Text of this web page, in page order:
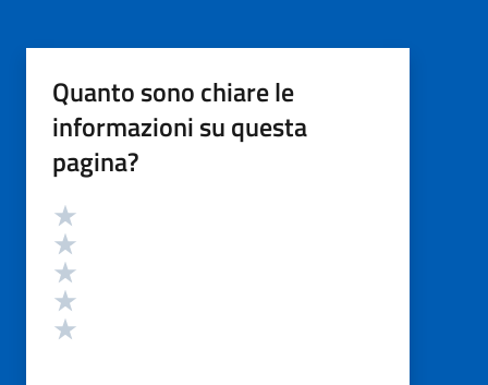
Quanto sono chiare le
informazioni su questa
pagina?
Valutazione